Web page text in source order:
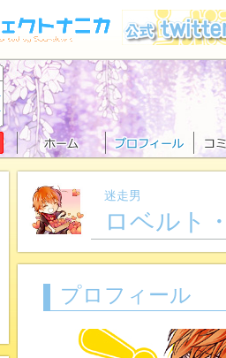
迷走男
ロベルト
プロフィール